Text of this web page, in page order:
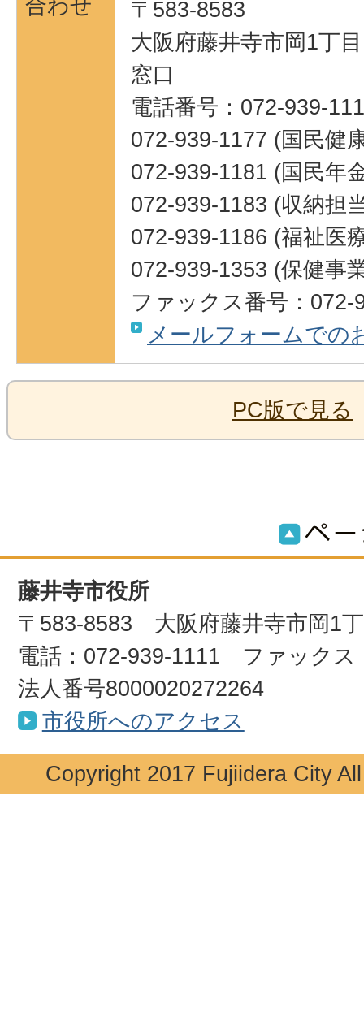
合わせ
〒583-8583
大阪府藤井寺市岡1丁
窓口
電話番号：072-939-
072-939-1177 (国民健
072-939-1181 (国民年
072-939-1183 (収納担
072-939-1186 (福祉医
072-939-1353 (保健事
ファックス番号：072-
メールフォームでの
PC版で見る
藤井寺市役所
〒583-8583 大阪府藤井寺市岡1
電話：072-939-1111 ファックス
法人番号8000020272264
市役所へのアクセス
Copyright 2017 Fujiidera City